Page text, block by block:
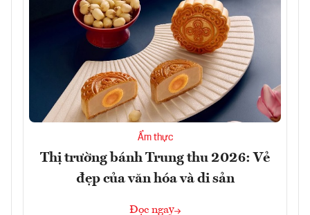
Ẩm thực
Thị trường bánh Trung thu 2026: Vẻ
đẹp của văn hóa và di sản
Đọc ngay